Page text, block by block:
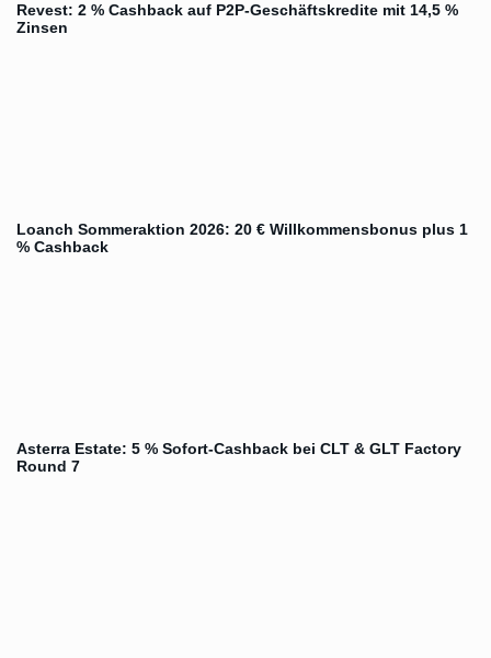
Revest: 2 % Cashback auf P2P-Geschäftskredite mit 14,5 %
Zinsen
Loanch Sommeraktion 2026: 20 € Willkommensbonus plus 1
% Cashback
Asterra Estate: 5 % Sofort-Cashback bei CLT & GLT Factory
Round 7